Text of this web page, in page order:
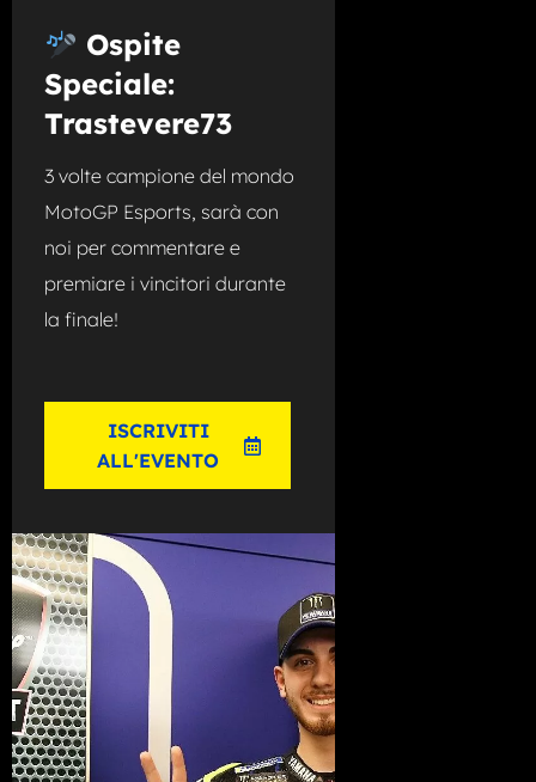
Ospite
Speciale:
Trastevere73
3 volte campione del mondo
MotoGP Esports, sarà con
noi per commentare e
premiare i vincitori durante
la finale!
ISCRIVITI
ALL'EVENTO